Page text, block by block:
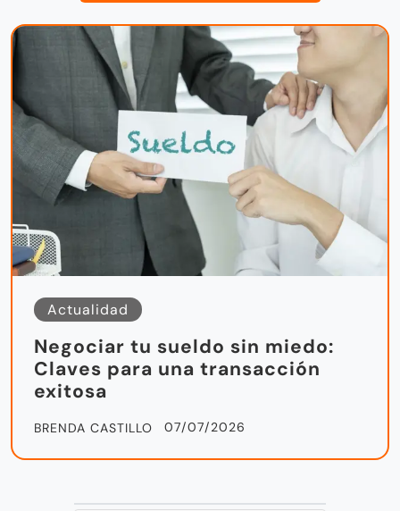
Actualidad
Negociar tu sueldo sin miedo:
Claves para una transacción
exitosa
BRENDA CASTILLO 07/07/2026